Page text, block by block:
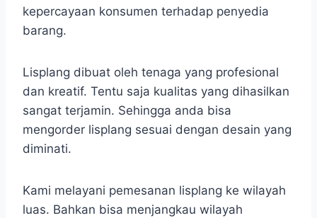
kepercayaan konsumen terhadap penyedia
barang.
Lisplang dibuat oleh tenaga yang profesional
dan kreatif. Tentu saja kualitas yang dihasilkan
sangat terjamin. Sehingga anda bisa
mengorder lisplang sesuai dengan desain yang
diminati.
Kami melayani pemesanan lisplang ke wilayah
luas. Bahkan bisa menjangkau wilayah